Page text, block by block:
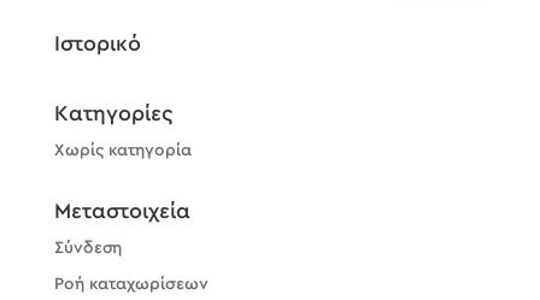
Ιστορικό
Kατηγορίες
Χωρίς κατηγορία
Μεταστοιχεία
Σύνδεση
Ροή καταχωρίσεων